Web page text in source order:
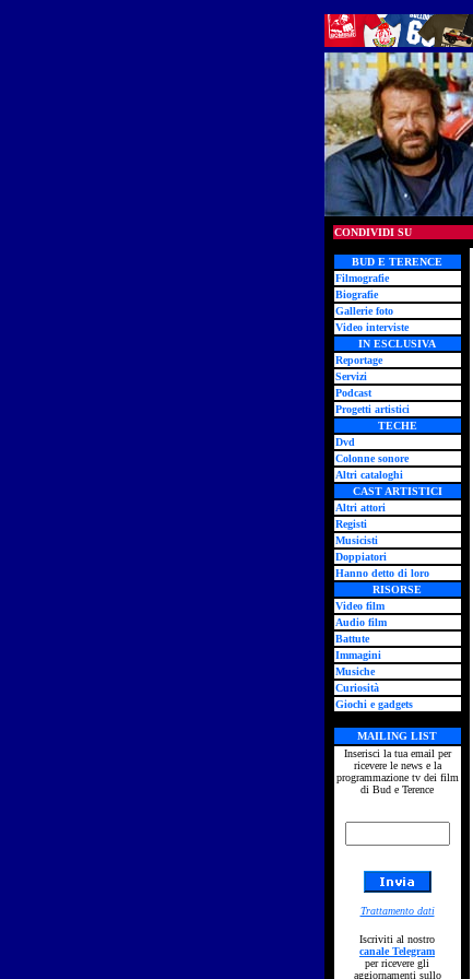
CONDIVIDI SU
BUD E TERENCE
Filmografie
Biografie
Gallerie foto
Video interviste
IN ESCLUSIVA
Reportage
Servizi
Podcast
Progetti artistici
TECHE
Dvd
Colonne sonore
Altri cataloghi
CAST ARTISTICI
Altri attori
Registi
Musicisti
Doppiatori
Hanno detto di loro
RISORSE
Video film
Audio film
Battute
Immagini
Musiche
Curiosità
Giochi e gadgets
MAILING LIST
Inserisci la tua email per
ricevere le news e la
programmazione tv dei film
di Bud e Terence
Trattamento dati
Iscriviti al nostro
canale Telegram
per ricevere gli
aggiornamenti sullo